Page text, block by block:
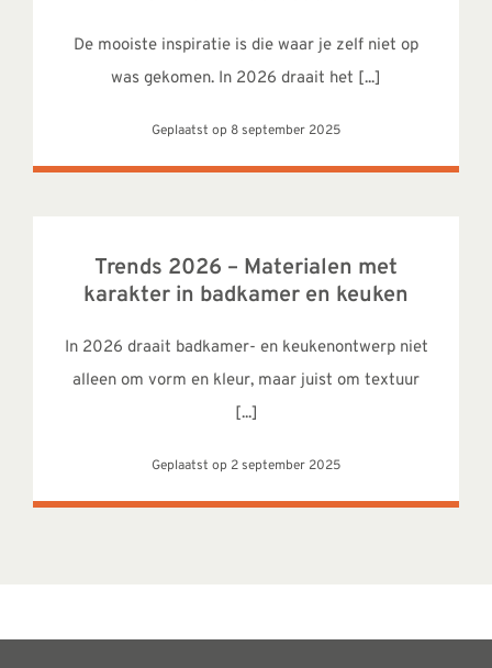
De mooiste inspiratie is die waar je zelf niet op
was gekomen. In 2026 draait het [...]
Geplaatst op 8 september 2025
Trends 2026 – Materialen met
karakter in badkamer en keuken
In 2026 draait badkamer- en keukenontwerp niet
alleen om vorm en kleur, maar juist om textuur
[...]
Geplaatst op 2 september 2025